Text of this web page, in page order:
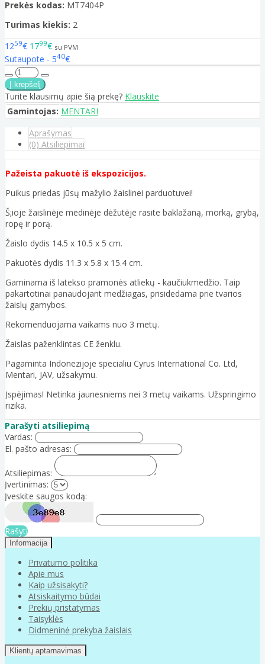
Prekės kodas: MT7404P
Turimas kiekis: 2
1259€ 1799€ su PVM
Sutaupote - 540€
Turite klausimų apie šią prekę? Klauskite
Gamintojas: MENTARI
Aprašymas
(0) Atsiliepimai
Pažeista pakuotė iš ekspozicijos.
Puikus priedas jūsų mažylio žaislinei parduotuvei!
Š;ioje žaislinėje medinėje dėžutėje rasite baklažaną, morką, grybą,
ropę ir porą.
Žaislo dydis 14.5 x 10.5 x 5 cm.
Pakuotės dydis 11.3 x 5.8 x 15.4 cm.
Gaminama iš latekso pramonės atliekų - kaučiukmedžio. Taip
pakartotinai panaudojant medžiagas, prisidedama prie tvarios
žaislų gamybos.
Rekomenduojama vaikams nuo 3 metų.
Žaislas paženklintas CE ženklu.
Pagaminta Indonezijoje specialiu Cyrus International Co. Ltd,
Mentari, JAV, užsakymu.
Įspėjimas! Netinka jaunesniems nei 3 metų vaikams. Užspringimo
rizika.
Parašyti atsiliepimą
Vardas:
El. pašto adresas:
Atsiliepimas:
Įvertinimas:
Įveskite saugos kodą:
Rašyti
Informacija
Privatumo politika
Apie mus
Kaip užsisakyti?
Atsiskaitymo būdai
Prekių pristatymas
Taisyklės
Didmeninė prekyba žaislais
Klientų aptarnavimas